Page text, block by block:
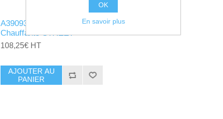
A390936 - Gants
Chauffants STREET
108,25€ HT
AJOUTER AU
PANIER
OK
En savoir plus